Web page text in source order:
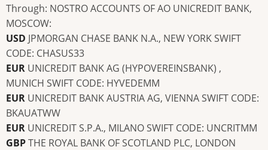
Through: NOSTRO ACCOUNTS OF AO UNICREDIT BANK,
MOSCOW:
USD JPMORGAN CHASE BANK N.A., NEW YORK SWIFT
CODE: CHASUS33
EUR UNICREDIT BANK AG (HYPOVEREINSBANK) ,
MUNICH SWIFT CODE: HYVEDEMM
EUR UNICREDIT BANK AUSTRIA AG, VIENNA SWIFT CODE:
BKAUATWW
EUR UNICREDIT S.P.A., MILANO SWIFT CODE: UNCRITMM
GBPTHE ROYAL BANK OF SCOTLAND PLC, LONDON